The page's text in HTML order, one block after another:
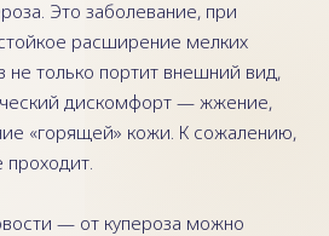
Это заболевание, при
расширение мелких
не только портит внешний вид,
дискомфорт — жжение,
«горящей» кожи. К сожалению,
проходит.
— от купероза можно